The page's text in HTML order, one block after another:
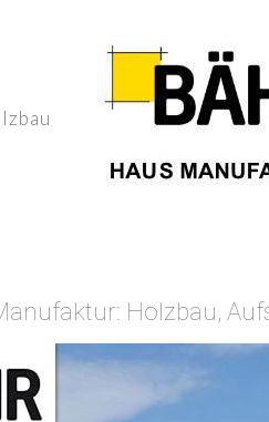
Holzbau,